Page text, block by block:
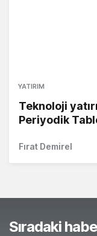
YATIRIM
Teknoloji
Periyodik
Fırat Demirel
Sıradaki